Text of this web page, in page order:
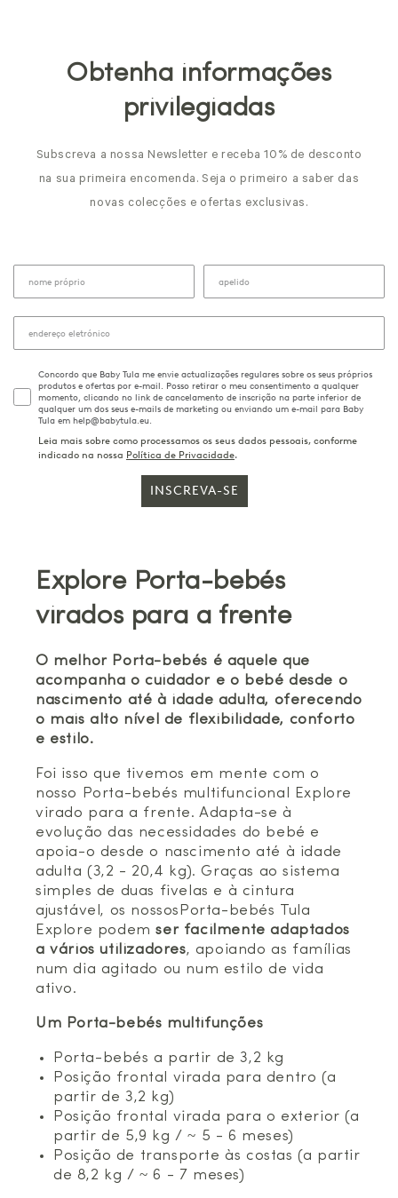
Obtenha informações
privilegiadas
Subscreva a nossa Newsletter e receba 10% de desconto
na sua primeira encomenda. Seja o primeiro a saber das
novas colecções e ofertas exclusivas.
Concordo que Baby Tula me envie actualizações regulares sobre os seus próprios
produtos e ofertas por e-mail. Posso retirar o meu consentimento a qualquer
momento, clicando no link de cancelamento de inscrição na parte inferior de
qualquer um dos seus e-mails de marketing ou enviando um e-mail para Baby
Tula em help@babytula.eu.
Leia mais sobre como processamos os seus dados pessoais, conforme
indicado na nossa Política de Privacidade.
INSCREVA-SE
Explore Porta-bebés
virados para a frente
O melhor Porta-bebés é aquele que
acompanha o cuidador e o bebé desde o
nascimento até à idade adulta, oferecendo
o mais alto nível de flexibilidade, conforto
e estilo.
Foi isso que tivemos em mente com o
nosso Porta-bebés multifuncional Explore
virado para a frente. Adapta-se à
evolução das necessidades do bebé e
apoia-o desde o nascimento até à idade
adulta (3,2 - 20,4 kg). Graças ao sistema
simples de duas fivelas e à cintura
ajustável, os nossosPorta-bebés Tula
Explore podemser facilmente adaptados
a vários utilizadores, apoiando as famílias
num dia agitado ou num estilo de vida
ativo.
Um Porta-bebés multifunções
Porta-bebés a partir de 3,2 kg
Posição frontal virada para dentro (a
partir de 3,2 kg)
Posição frontal virada para o exterior (a
partir de 5,9 kg / ~ 5 - 6 meses)
Posição de transporte às costas (a partir
de 8,2 kg / ~ 6 - 7 meses)